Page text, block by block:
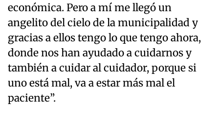
económica. Pero a mí me llegó un
angelito del cielo de la municipalidad y
gracias a ellos tengo lo que tengo ahora,
donde nos han ayudado a cuidarnos y
también a cuidar al cuidador, porque si
uno está mal, va a estar más mal el
paciente”.